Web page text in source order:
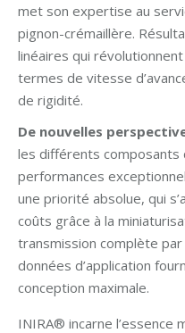
met son expertise au
pignon-crémaillère.
linéaires qui
termes de vitesse
de rigidité.
De nouvelles
les différents composants
performances
une priorité absolue, qui
coûts grâce à la
transmission complète
données d’application
conception maximale.
INIRA® incarne l’essence